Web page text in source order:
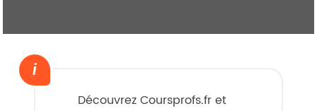
Découvrez Coursprofs.fr et